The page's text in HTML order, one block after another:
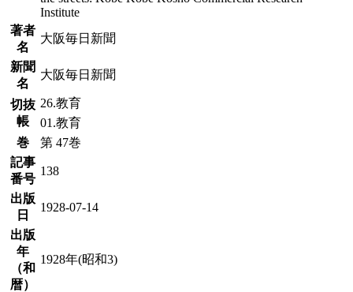
Institute
著者
名
大阪毎日新聞
新聞
名
大阪毎日新聞
切抜
帳
26.教育
01.教育
巻
第 47巻
記事
番号
138
出版
日
1928-07-14
出版
年
（和
暦）
1928年(昭和3)